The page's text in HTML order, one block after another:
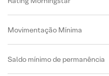
Movimentação Mínima
Saldo mínimo de permanência